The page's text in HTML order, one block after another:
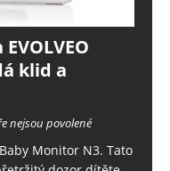
klid a
nejsou povolené
Baby Monitor N3. Tato